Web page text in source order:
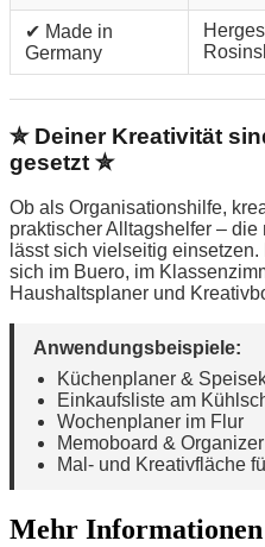
✔ Made in
Germany
✮ Deiner Kreativität
gesetzt ✮
Ob als Organisationshilfe,
praktischer Alltagshelfer –
lässt sich vielseitig
sich im Buero, im
Haushaltsplaner und
Anwendungsbeispiele:
Küchenplaner &
Einkaufsliste am
Wochenplaner im Flur
Memoboard &
Mal- und Kreativfläche
Mehr Informationen